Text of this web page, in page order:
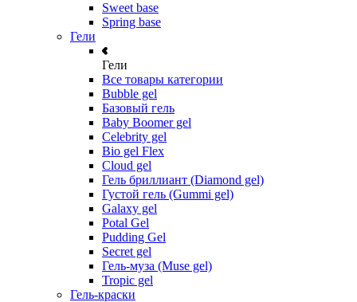
Sweet base
Spring base
Гели
Гели
Все товары категории
Bubble gel
Базовый гель
Baby Boomer gel
Celebrity gel
Bio gel Flex
Cloud gel
Гель бриллиант (Diamond gel)
Густой гель (Gummi gel)
Galaxy gel
Potal Gel
Pudding Gel
Secret gel
Гель-муза (Muse gel)
Tropic gel
Гель-краски